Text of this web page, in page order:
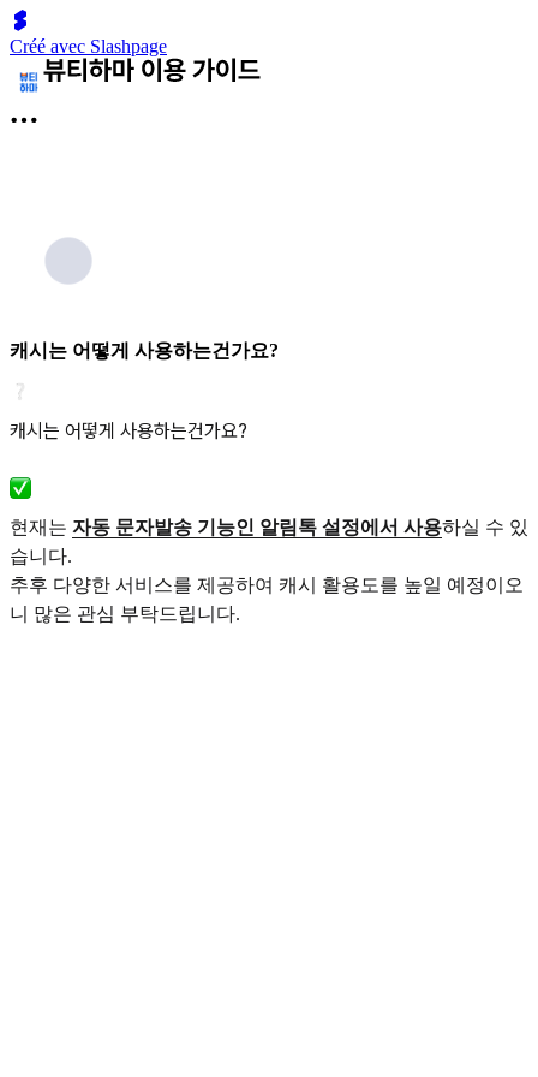
Créé avec Slashpage
캐시는 어떻게 사용하는건가요?
캐시는 어떻게 사용하는건가요?
현재는 자동 문자발송 기능인 알림톡 설정에서 사용하실 수 있
습니다.
추후 다양한 서비스를 제공하여 캐시 활용도를 높일 예정이오
니 많은 관심 부탁드립니다.